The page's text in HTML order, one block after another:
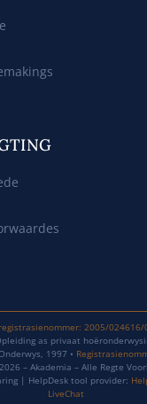
2005/024616/
as privaat
1997 •
– Akademia – Alle Regte
| HelpDesk tool provider:
LiveChat